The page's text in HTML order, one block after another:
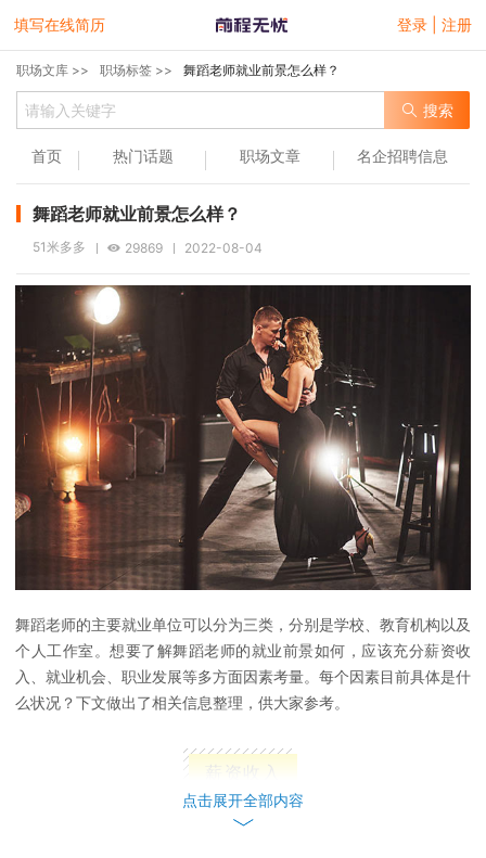
填写在线简历 登录 | 注册
职场文库 >> 职场标签 >> 舞蹈老师就业前景怎么样？
搜索
首页 热门话题 职场文章 名企招聘信息
舞蹈老师就业前景怎么样？
51米多多 29869 2022-08-04
舞蹈老师的主要就业单位可以分为三类，分别是学校、教育机构以及
个人工作室。想要了解舞蹈老师的就业前景如何，应该充分薪资收
入、就业机会、职业发展等多方面因素考量。每个因素目前具体是什
么状况？下文做出了相关信息整理，供大家参考。
薪资收入
舞蹈老师的薪资收入除了会受到地区影响，还会受到学生年龄段的影
点击展开全部内容